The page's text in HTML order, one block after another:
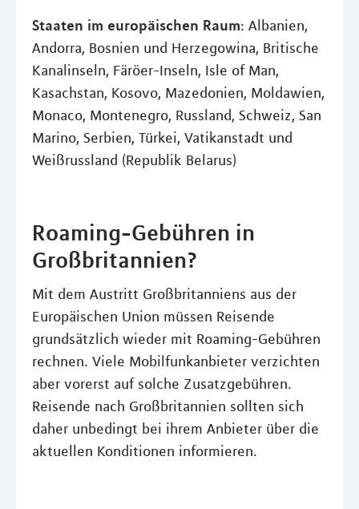
Staaten im europäischen Raum: Albanien,
Andorra, Bosnien und Herzegowina, Britische
Kanalinseln, Färöer-Inseln, Isle of Man,
Kasachstan, Kosovo, Mazedonien, Moldawien,
Monaco, Montenegro, Russland, Schweiz, San
Marino, Serbien, Türkei, Vatikanstadt und
Weißrussland (Republik Belarus)
Roaming-Gebühren in
Großbritannien?
Mit dem Austritt Großbritanniens aus der
Europäischen Union müssen Reisende
grundsätzlich wieder mit Roaming-Gebühren
rechnen. Viele Mobilfunkanbieter verzichten
aber vorerst auf solche Zusatzgebühren.
Reisende nach Großbritannien sollten sich
daher unbedingt bei ihrem Anbieter über die
aktuellen Konditionen informieren.